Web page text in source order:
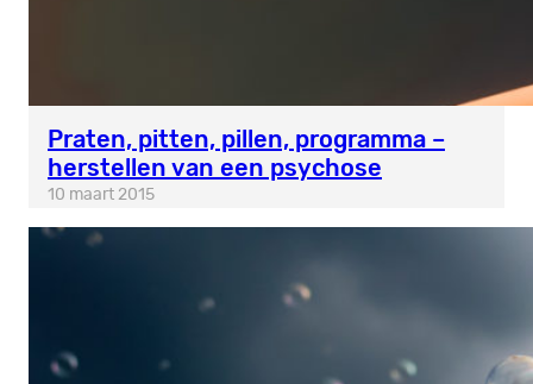
Praten, pitten, pillen, programma –
herstellen van een psychose
10 maart 2015